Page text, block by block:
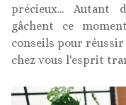
précieux... Autant
gâchent ce
conseils pour
chez vous l'esprit